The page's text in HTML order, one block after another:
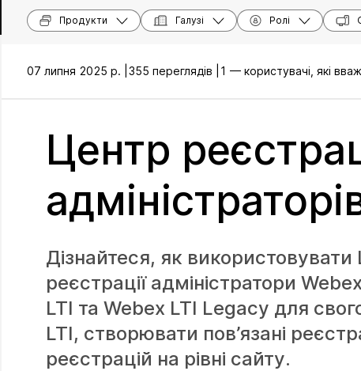
Продукти Галузі Ролі
07 липня 2025 р. | 355 переглядів | 1 — користувачі, які
Центр
Дізнайтеся, як
реєстрації адміністратори
LTI та Webex LTI Legacy для
LTI, створювати пов’язані
реєстрацій на рівні сайту.